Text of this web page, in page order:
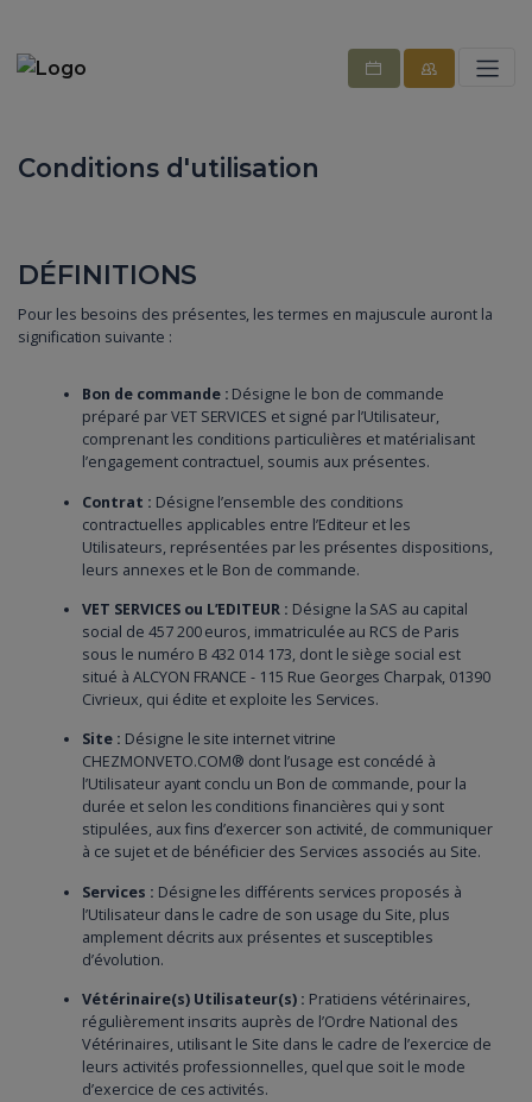
Conditions d'utilisation
DÉFINITIONS
Pour les besoins des présentes, les termes en majuscule auront la
signification suivante :
Bon de commande : Désigne le bon de commande
préparé par VET SERVICES et signé par l’Utilisateur,
comprenant les conditions particulières et matérialisant
l’engagement contractuel, soumis aux présentes.
Contrat : Désigne l’ensemble des conditions
contractuelles applicables entre l’Editeur et les
Utilisateurs, représentées par les présentes dispositions,
leurs annexes et le Bon de commande.
VET SERVICES ou L’EDITEUR : Désigne la SAS au capital
social de 457 200 euros, immatriculée au RCS de Paris
sous le numéro B 432 014 173, dont le siège social est
situé à ALCYON FRANCE - 115 Rue Georges Charpak, 01390
Civrieux, qui édite et exploite les Services.
Site : Désigne le site internet vitrine
CHEZMONVETO.COM® dont l’usage est concédé à
l’Utilisateur ayant conclu un Bon de commande, pour la
durée et selon les conditions financières qui y sont
stipulées, aux fins d’exercer son activité, de communiquer
à ce sujet et de bénéficier des Services associés au Site.
Services : Désigne les différents services proposés à
l’Utilisateur dans le cadre de son usage du Site, plus
amplement décrits aux présentes et susceptibles
d’évolution.
Vétérinaire(s) Utilisateur(s) : Praticiens vétérinaires,
régulièrement inscrits auprès de l’Ordre National des
Vétérinaires, utilisant le Site dans le cadre de l’exercice de
leurs activités professionnelles, quel que soit le mode
d’exercice de ces activités.